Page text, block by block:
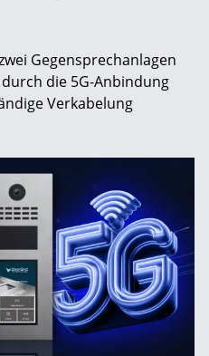
Gegensprechanlagen
die 5G-Anbindung
Verkabelung